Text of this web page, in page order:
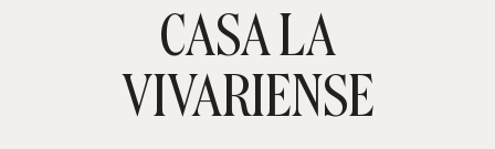
TIENDA ONLINECASA LA
VIVARIENSE